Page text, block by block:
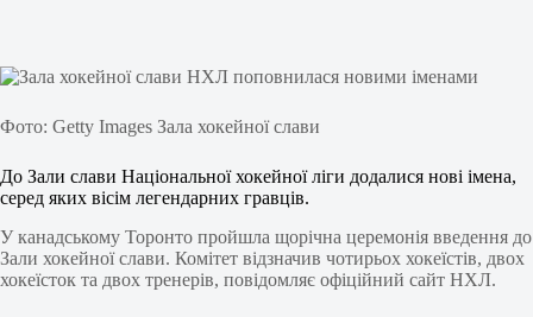
Фото: Getty Images Зала хокейної слави
До Зали слави Національної хокейної ліги додалися нові імена,
серед яких вісім легендарних гравців.
У канадському Торонто пройшла щорічна церемонія введення до
Зали хокейної слави. Комітет відзначив чотирьох хокеїстів, двох
хокеїсток та двох тренерів, повідомляє офіційний сайт НХЛ.